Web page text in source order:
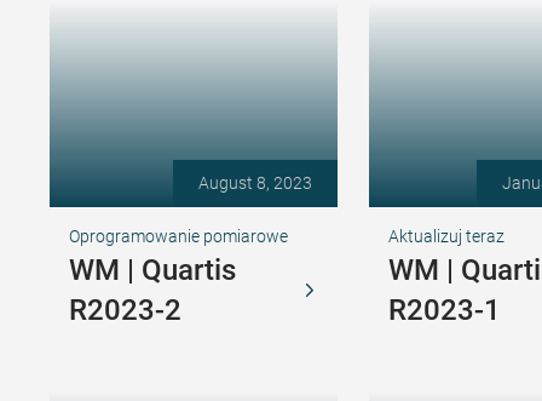
August 8, 2023
Oprogramowanie pomiarowe
WM | Quartis
R2023-2
Aktualizuj teraz
WM |
R2023-1